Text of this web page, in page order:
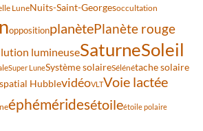
LuneNuits-Saint-Georgesoccultation
oppositionplanètePlanète rouge
lumineuseSaturneSoleil
Super LuneSystème solaireSélénétache solaire
HubblevidéoVLTVoie lactée
éphéméridesétoileétoile polaire